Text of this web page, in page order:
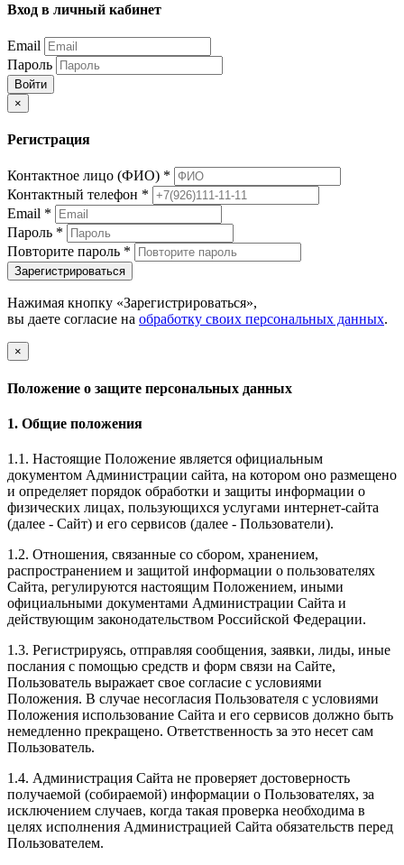
Вход в личный кабинет
Email
Пароль
Войти
×
Регистрация
Контактное лицо (ФИО) *
Контактный телефон *
Email *
Пароль *
Повторите пароль *
Зарегистрироваться
Нажимая кнопку «Зарегистрироваться»,
вы даете согласие на обработку своих персональных данных.
×
Положение о защите персональных данных
1. Общие положения
1.1. Настоящие Положение является официальным
документом Администрации сайта, на котором оно размещено
и определяет порядок обработки и защиты информации о
физических лицах, пользующихся услугами интернет-сайта
(далее - Сайт) и его сервисов (далее - Пользователи).
1.2. Отношения, связанные со сбором, хранением,
распространением и защитой информации о пользователях
Сайта, регулируются настоящим Положением, иными
официальными документами Администрации Сайта и
действующим законодательством Российской Федерации.
1.3. Регистрируясь, отправляя сообщения, заявки, лиды, иные
послания с помощью средств и форм связи на Сайте,
Пользователь выражает свое согласие с условиями
Положения. В случае несогласия Пользователя с условиями
Положения использование Сайта и его сервисов должно быть
немедленно прекращено. Ответственность за это несет сам
Пользователь.
1.4. Администрация Сайта не проверяет достоверность
получаемой (собираемой) информации о Пользователях, за
исключением случаев, когда такая проверка необходима в
целях исполнения Администрацией Сайта обязательств перед
Пользователем.